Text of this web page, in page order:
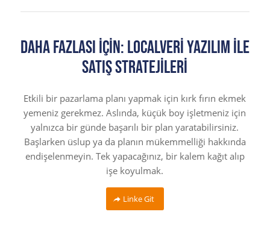
Daha Fazlası İçin: LOCALVERİ YAZILIM İLE
SATIŞ STRATEJİLERİ
Etkili bir pazarlama planı yapmak için kırk fırın ekmek
yemeniz gerekmez. Aslında, küçük boy işletmeniz için
yalnızca bir günde başarılı bir plan yaratabilirsiniz.
Başlarken üslup ya da planın mükemmelliği hakkında
endişelenmeyin. Tek yapacağınız, bir kalem kağıt alıp
işe koyulmak.
Linke Git